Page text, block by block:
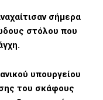
σήμερα
στόλου που
υπουργείου
του σκάφους